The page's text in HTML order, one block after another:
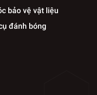
bảo vệ vật liệu
đánh bóng